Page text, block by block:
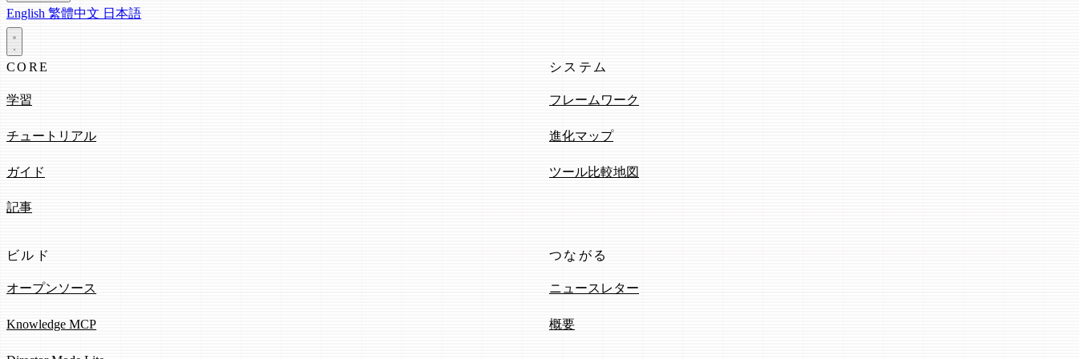
English 繁體中文 日本語
CORE
学習
チュートリアル
ガイド
記事
システム
フレームワーク
進化マップ
ツール比較地図
ビルド
オープンソース
Knowledge MCP
つながる
ニュースレター
概要